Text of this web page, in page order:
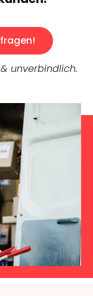
unverbindlich.